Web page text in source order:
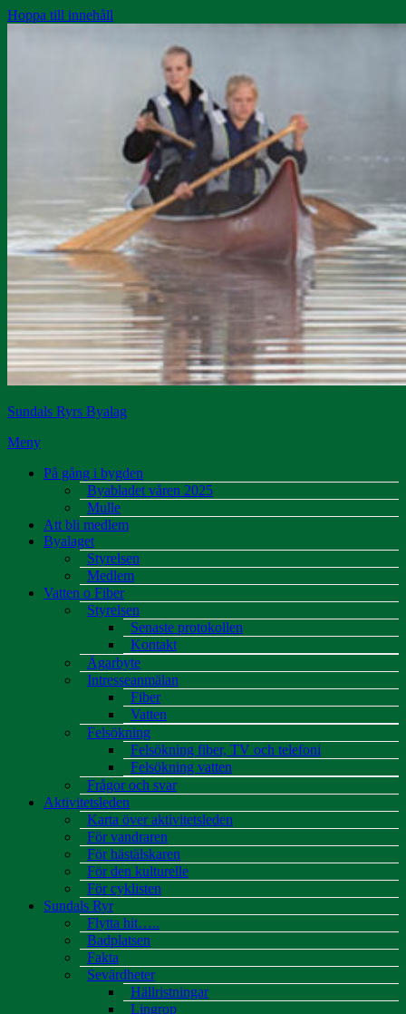
Hoppa till innehåll
Sundals Ryrs Byalag
Meny
På gång i bygden
Byabladet våren 2025
Mulle
Att bli medlem
Byalaget
Styrelsen
Medlem
Vatten o Fiber
Styrelsen
Senaste protokollen
Kontakt
Ägarbyte
Intresseanmälan
Fiber
Vatten
Felsökning
Felsökning fiber, TV och telefoni
Felsökning vatten
Frågor och svar
Aktivitetsleden
Karta över aktivitetsleden
För vandraren
För hästälskaren
För den kulturelle
För cyklisten
Sundals Ryr
Flytta hit…..
Badplatsen
Fakta
Sevärdheter
Hällristningar
Lingrop